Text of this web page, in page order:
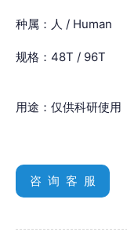
种属：人 / Human
规格：48T / 96T
用途：仅供科研使用
咨 询 客 服